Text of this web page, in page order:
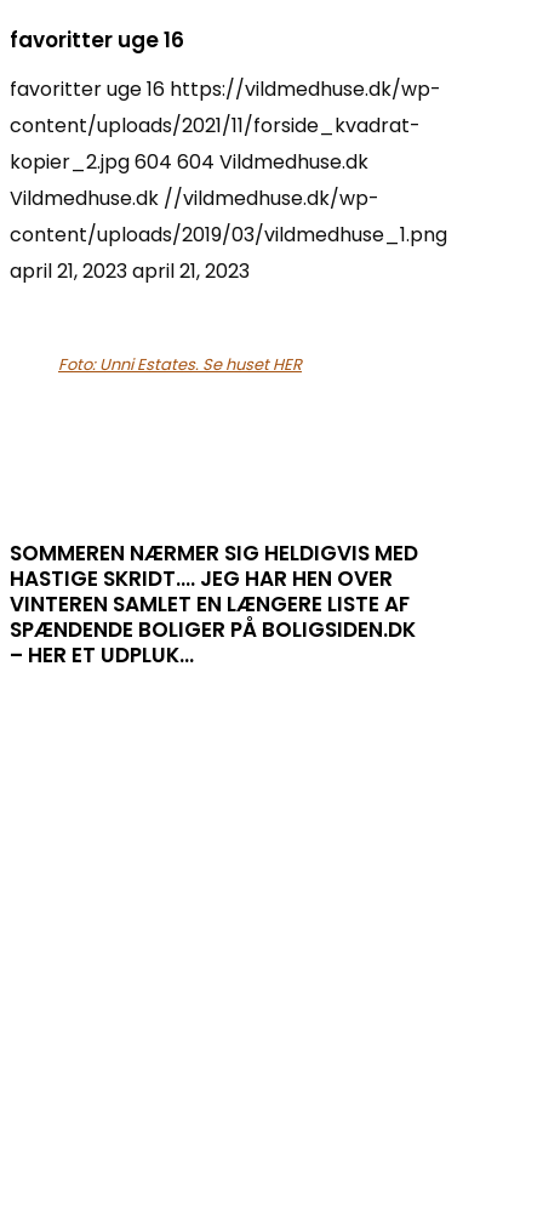
favoritter uge 16
favoritter uge 16 https://vildmedhuse.dk/wp-
content/uploads/2021/11/forside_kvadrat-
kopier_2.jpg604 604 Vildmedhuse.dk
Vildmedhuse.dk //vildmedhuse.dk/wp-
content/uploads/2019/03/vildmedhuse_1.png
april 21, 2023april 21, 2023
Foto: Unni Estates. Se huset HER
SOMMEREN NÆRMER SIG HELDIGVIS MED
HASTIGE SKRIDT…. JEG HAR HEN OVER
VINTEREN SAMLET EN LÆNGERE LISTE AF
SPÆNDENDE BOLIGER PÅ BOLIGSIDEN.DK
– HER ET UDPLUK…